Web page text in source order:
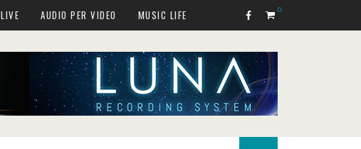
LIVE AUDIO PER VIDEO MUSIC LIFE 0